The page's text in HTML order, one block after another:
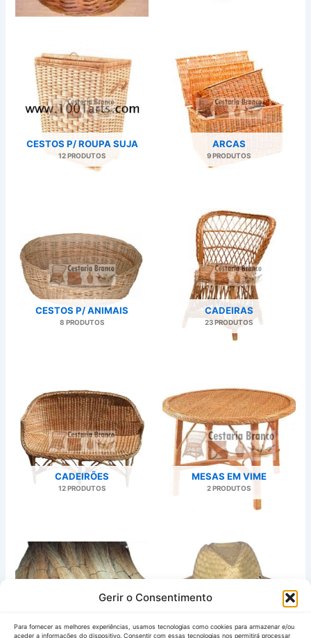
Gerir o Consentimento
Para fornecer as melhores experiências, usamos tecnologias como cookies para armazenar e/ou
aceder a informações do dispositivo. Consentir com essas tecnologias nos permitirá processar
CESTOS P/ ROUPA SUJA
12 PRODUTOS
ARCAS
9 PRODUTOS
CESTOS P/ ANIMAIS
8 PRODUTOS
CADEIRAS
23 PRODUTOS
CADEIRÕES
12 PRODUTOS
MESAS EM VIME
2 PRODUTOS